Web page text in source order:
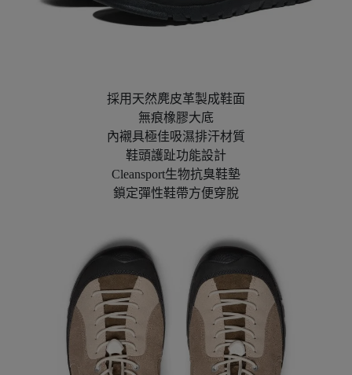
採用天然麂皮革製成鞋面
無痕橡膠大底
內襯具極佳吸濕排汗材質
鞋頭護趾功能設計
Cleansport生物抗臭鞋墊
鎖定彈性鞋帶方便穿脫